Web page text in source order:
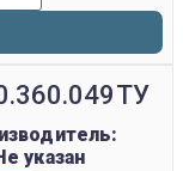
указан